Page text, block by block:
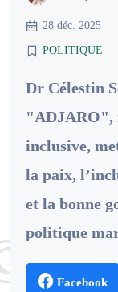
28 déc. 2025
POLITIQUE
Dr Célestin
"ADJARO",
inclusive,
la paix,
et la bonne
politique
Facebook